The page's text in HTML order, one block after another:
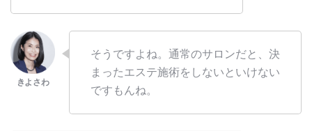
そうですよね。通常のサロンだと、決
まったエステ施術をしないといけない
ですもんね。